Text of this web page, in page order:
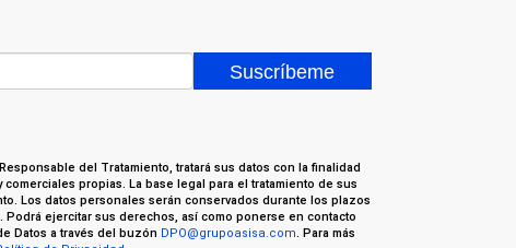
del Tratamiento, tratará sus datos con la finalidad
propias. La base legal para el tratamiento de sus
Los datos personales serán conservados durante los plazos
Podrá ejercitar sus derechos, así como ponerse en contacto
Datos a través del buzón DPO@grupoasisa.com. Para más